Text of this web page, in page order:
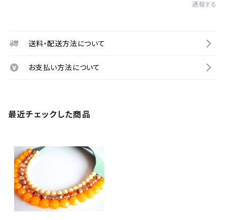
通報する
送料・配送方法について
お支払い方法について
最近チェックした商品